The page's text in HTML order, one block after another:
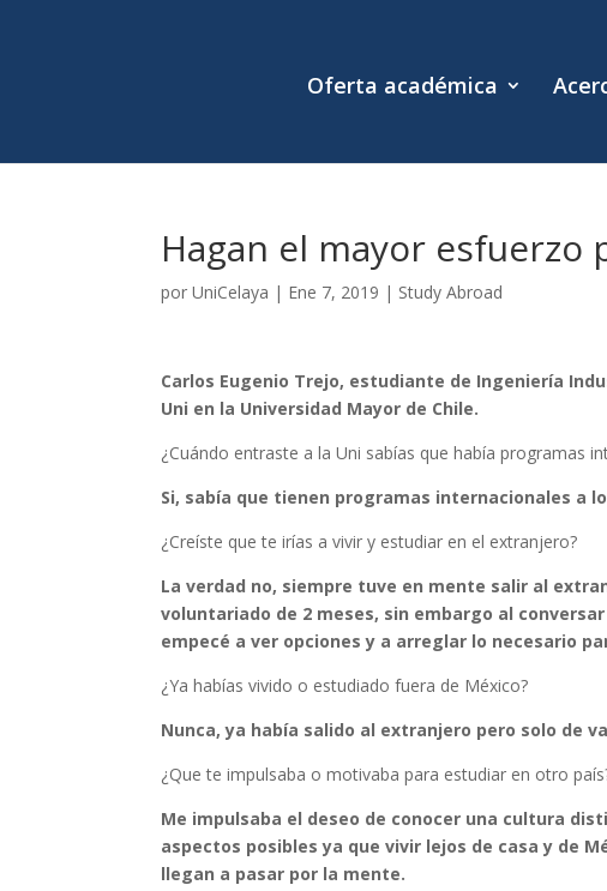
Oferta académica
Hagan el mayor
porUniCelaya | Ene 7, 2019 | Study Abroad
Carlos Eugenio Trejo, estudiante de Ingeniería
Uni en la Universidad Mayor de Chile.
¿Cuándo entraste a la Uni sabías que había programas
Si, sabía que tienen programas internacionales a
¿Creíste que te irías a vivir y estudiar en el extranjero?
La verdad no, siempre tuve en mente salir al
voluntariado de 2 meses, sin embargo al
empecé a ver opciones y a arreglar lo necesario
¿Ya habías vivido o estudiado fuera de México?
Nunca, ya había salido al extranjero pero solo de
¿Que te impulsaba o motivaba para estudiar en otro
Me impulsaba el deseo de conocer una cultura
aspectos posibles ya que vivir lejos de casa y de
llegan a pasar por la mente.